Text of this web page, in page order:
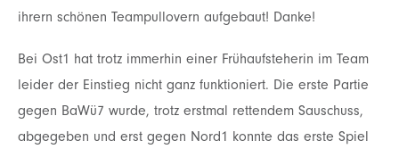
ihrern schönen Teampullovern aufgebaut! Danke!
Bei Ost1 hat trotz immerhin einer Frühaufsteherin im Team
leider der Einstieg nicht ganz funktioniert. Die erste Partie
gegen BaWü7 wurde, trotz erstmal rettendem Sauschuss,
abgegeben und erst gegen Nord1 konnte das erste Spiel